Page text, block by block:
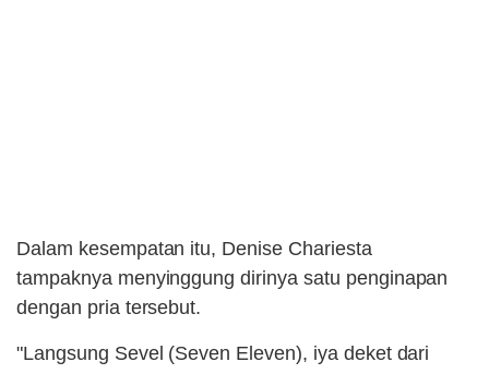
Dalam kesempatan itu, Denise Chariesta
tampaknya menyinggung dirinya satu penginapan
dengan pria tersebut.
"Langsung Sevel (Seven Eleven), iya deket dari